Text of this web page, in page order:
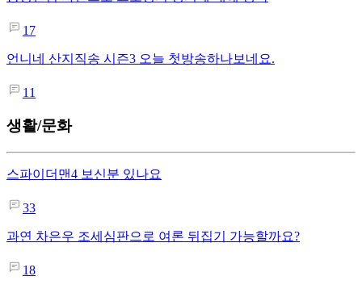
17
언니네 산지직송 시즌3 오늘 첫방송하나보네요.
11
생활/문화
스파이더맨4 보신분 있나요
33
과연 차은우 조세심판으로 여론 뒤집기 가능할까요?
18